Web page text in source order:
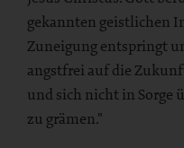
gekannten geistlichen
Zuneigung entspringt
angstfrei auf die
und sich nicht in Sorge
zu grämen."